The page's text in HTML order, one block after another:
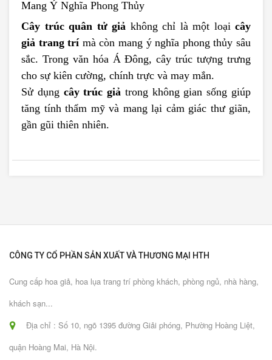
Mang Ý Nghĩa Phong Thủy
Cây trúc quân tử giả không chỉ là một loại cây
giả trang trímà còn mang ý nghĩa phong thủy sâu
sắc. Trong văn hóa Á Đông, cây trúc tượng trưng
cho sự kiên cường, chính trực và may mắn.
Sử dụng cây trúc giả trong không gian sống giúp
tăng tính thẩm mỹ và mang lại cảm giác thư giãn,
gần gũi thiên nhiên.
CÔNG TY CỔ PHẦN SẢN XUẤT VÀ THƯƠNG MẠI HTH
Cung cấp hoa giả, hoa lụa trang trí phòng khách, phòng ngủ, nhà hàng,
khách sạn...
Địa chỉ : Số 10, ngõ 1395 đường Giải phóng, Phường Hoàng Liệt,
quận Hoàng Mai, Hà Nội.